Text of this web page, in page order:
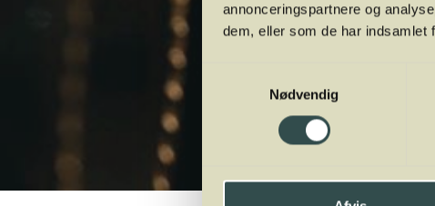
annonceringspartnere og
dem, eller som de har indsamlet
Nødvendig